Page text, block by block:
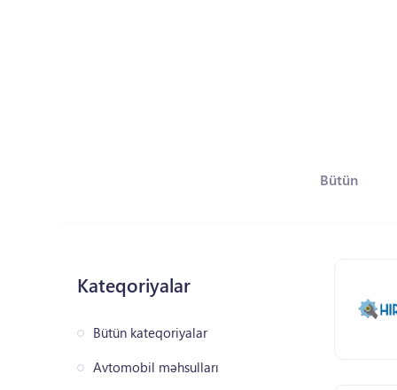
Bütün
Kateqoriyalar
Bütün kateqoriyalar
Avtomobil məhsulları